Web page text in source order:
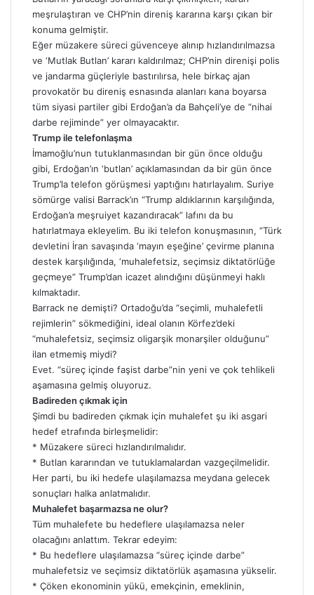
meşrulaştıran ve CHP’nin direniş kararına karşı çıkan bir
konuma gelmiştir.
Eğer müzakere süreci güvenceye alınıp hızlandırılmazsa
ve ‘Mutlak Butlan’ kararı kaldırılmaz; CHP’nin direnişi polis
ve jandarma güçleriyle bastırılırsa, hele birkaç ajan
provokatör bu direniş esnasında alanları kana boyarsa
tüm siyasi partiler gibi Erdoğan’a da Bahçeli’ye de “nihai
darbe rejiminde” yer olmayacaktır.
Trump ile telefonlaşma
İmamoğlu’nun tutuklanmasından bir gün önce olduğu
gibi, Erdoğan’ın ‘butlan’ açıklamasından da bir gün önce
Trump’la telefon görüşmesi yaptığını hatırlayalım. Suriye
sömürge valisi Barrack’ın “Trump aldıklarının karşılığında,
Erdoğan’a meşruiyet kazandıracak” lafını da bu
hatırlatmaya ekleyelim. Bu iki telefon konuşmasının, “Türk
devletini İran savaşında ‘mayın eşeğine’ çevirme planına
destek karşılığında, ‘muhalefetsiz, seçimsiz diktatörlüğe
geçmeye” Trump’dan icazet alındığını düşünmeyi haklı
kılmaktadır.
Barrack ne demişti? Ortadoğu’da “seçimli, muhalefetli
rejimlerin” sökmediğini, ideal olanın Körfez’deki
“muhalefetsiz, seçimsiz oligarşik monarşiler olduğunu”
ilan etmemiş miydi?
Evet. “süreç içinde faşist darbe”nin yeni ve çok tehlikeli
aşamasına gelmiş oluyoruz.
Badireden çıkmak için
Şimdi bu badireden çıkmak için muhalefet şu iki asgari
hedef etrafında birleşmelidir:
* Müzakere süreci hızlandırılmalıdır.
* Butlan kararından ve tutuklamalardan vazgeçilmelidir.
Her parti, bu iki hedefe ulaşılamazsa meydana gelecek
sonuçları halka anlatmalıdır.
Muhalefet başarmazsa ne olur?
Tüm muhalefete bu hedeflere ulaşılamazsa neler
olacağını anlattım. Tekrar edeyim:
* Bu hedeflere ulaşılamazsa “süreç içinde darbe”
muhalefetsiz ve seçimsiz diktatörlük aşamasına yükselir.
* Çöken ekonominin yükü, emekçinin, emeklinin,